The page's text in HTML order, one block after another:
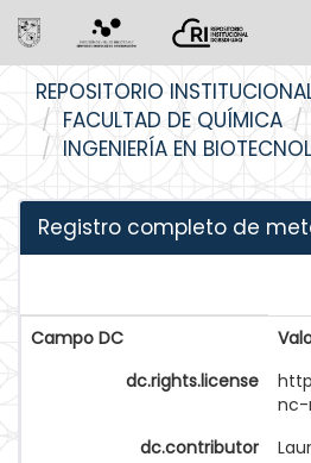
navigation
REPOSITORIO
FACULTAD DE QUÍMICA
INGENIERÍA EN
Registro completo de
Campo DC
dc.rights.license
nc-
dc.contributor